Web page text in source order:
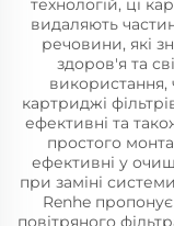
технологій, ці
видаляють
речовини, які
здоров'я та
картриджі
ефективні та
простого
ефективні у
при заміні
Renhe
повітряного